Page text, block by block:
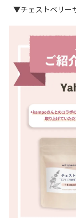
▼チェストベリー